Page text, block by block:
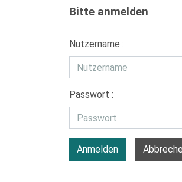
Bitte anmelden
Nutzername :
Passwort :
Anmelden